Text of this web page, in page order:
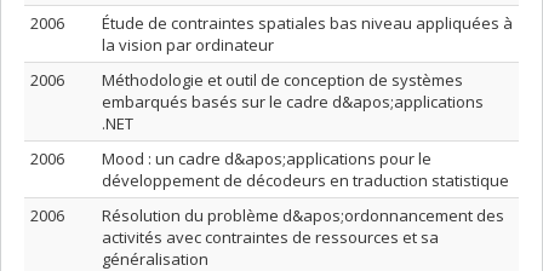
2006
Étude de contraintes spatiales bas niveau appliquées à
la vision par ordinateur
2006
Méthodologie et outil de conception de systèmes
embarqués basés sur le cadre d&apos;applications
.NET
2006
Mood : un cadre d&apos;applications pour le
développement de décodeurs en traduction statistique
2006
Résolution du problème d&apos;ordonnancement des
activités avec contraintes de ressources et sa
généralisation